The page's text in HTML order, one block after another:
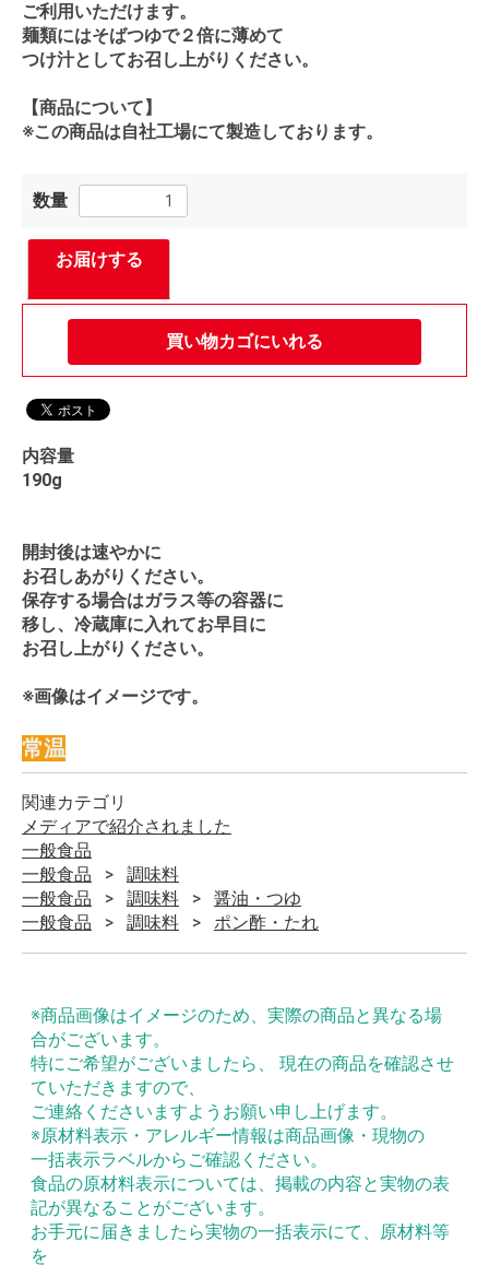
ご利用いただけます。
麺類にはそばつゆで２倍に薄めて
つけ汁としてお召し上がりください。
【商品について】
※この商品は自社工場にて製造しております。
数量
お届けする
買い物カゴにいれる
内容量
190g
開封後は速やかに
お召しあがりください。
保存する場合はガラス等の容器に
移し、冷蔵庫に入れてお早目に
お召し上がりください。
※画像はイメージです。
常温
関連カテゴリ
メディアで紹介されました
一般食品
一般食品
調味料
一般食品
調味料
醤油・つゆ
一般食品
調味料 ポン酢・たれ
※商品画像はイメージのため、実際の商品と異なる場
合がございます。
特にご希望がございましたら、 現在の商品を確認させ
ていただきますので、
ご連絡くださいますようお願い申し上げます。
※原材料表示・アレルギー情報は商品画像・現物の
一括表示ラベルからご確認ください。
食品の原材料表示については、掲載の内容と実物の表
記が異なることがございます。
お手元に届きましたら実物の一括表示にて、原材料等
を